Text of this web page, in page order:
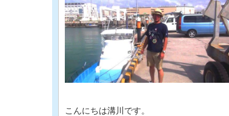
こんにちは溝川です。